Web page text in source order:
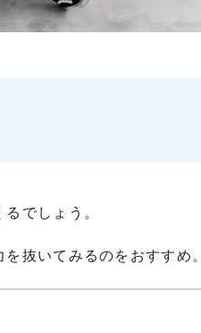
でしょう。
抜いてみるのをおすすめ。